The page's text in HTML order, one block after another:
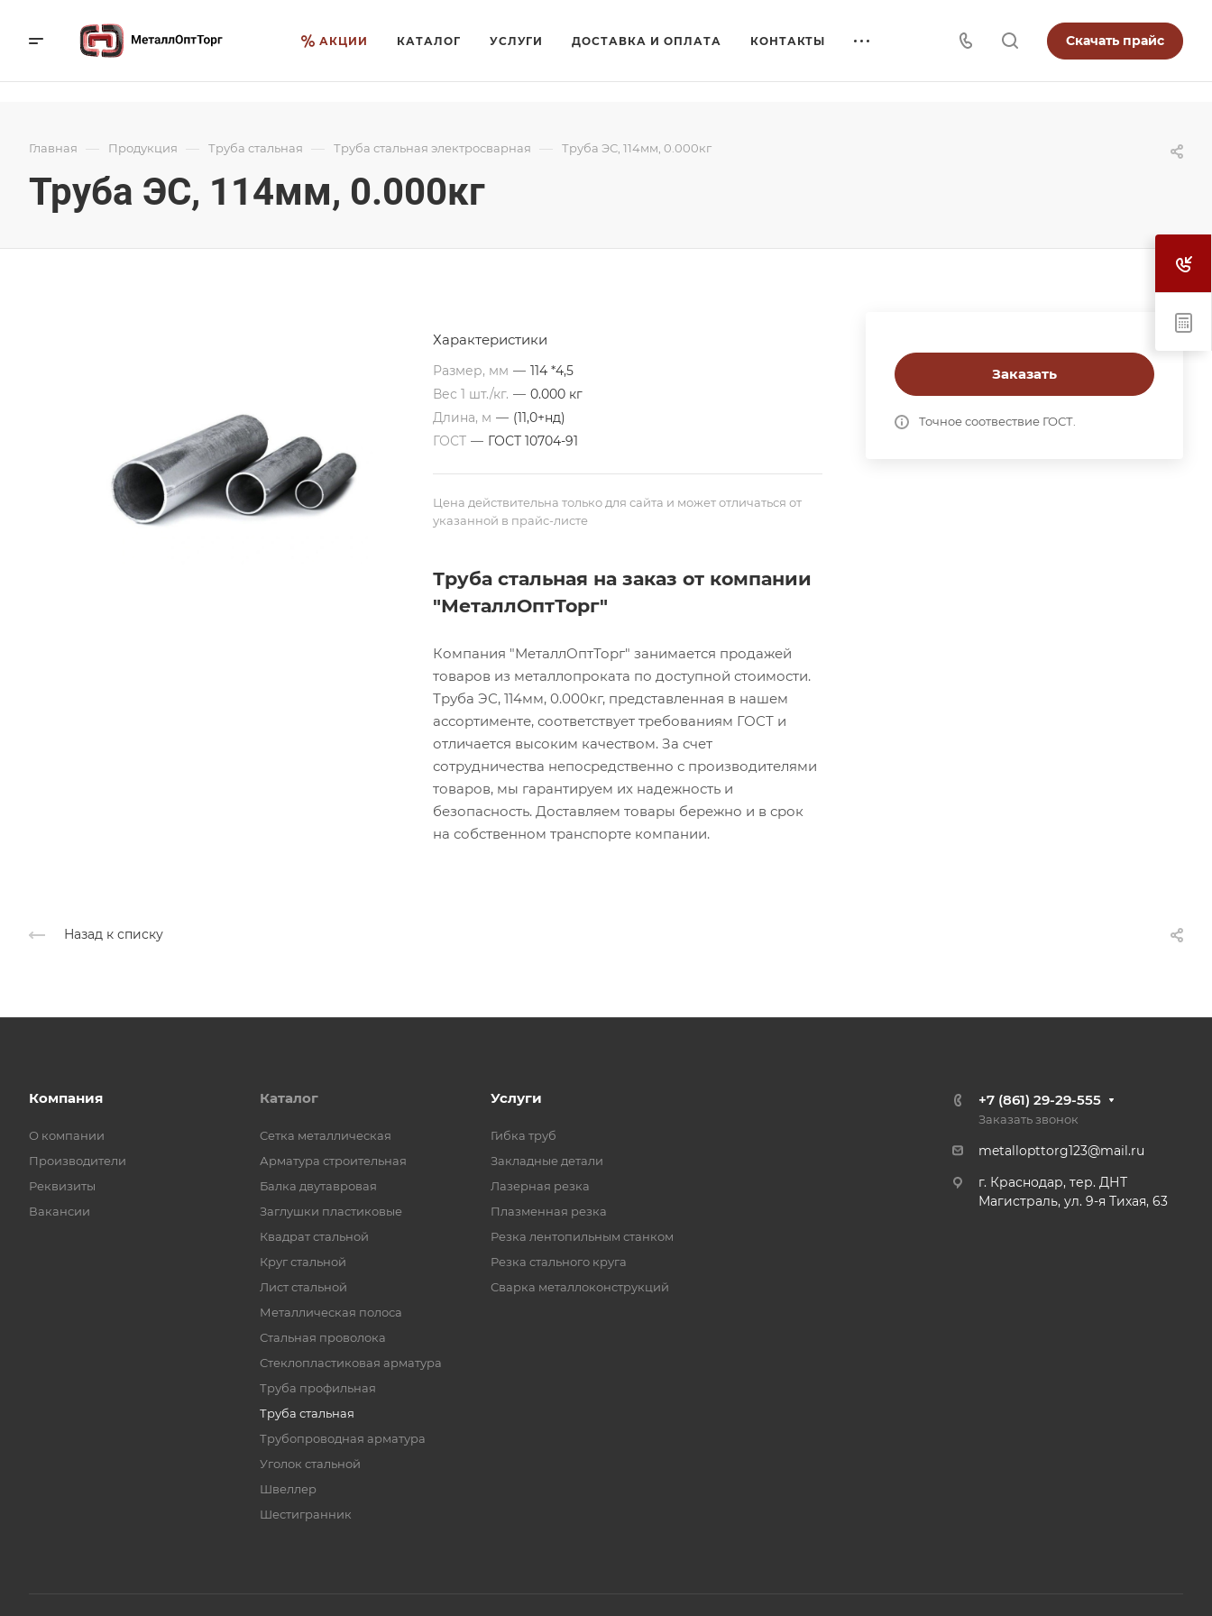
АКЦИИ КАТАЛОГ УСЛУГИ ДОСТАВКА И ОПЛАТА КОНТАКТЫ Скачать прайс
Главная — Продукция — Труба стальная — Труба стальная электросварная — Труба ЭС, 114мм, 0.000кг
Труба ЭС, 114мм, 0.000кг
Заказать
Точное соотвествие ГОСТ.
Характеристики
Размер, мм — 114 *4,5
Вес 1 шт./кг. — 0.000 кг
Длина, м — (11,0+нд)
ГОСТ — ГОСТ 10704-91
Цена действительна только для сайта и может отличаться от
указанной в прайс-листе
Труба стальная на заказ от компании
"МеталлОптТорг"
Компания "МеталлОптТорг" занимается продажей
товаров из металлопроката по доступной стоимости.
Труба ЭС, 114мм, 0.000кг, представленная в нашем
ассортименте, соответствует требованиям ГОСТ и
отличается высоким качеством. За счет
сотрудничества непосредственно с производителями
товаров, мы гарантируем их надежность и
безопасность. Доставляем товары бережно и в срок
на собственном транспорте компании.
Назад к списку
Компания
О компании
Производители
Реквизиты
Вакансии
Каталог
Cетка металлическая
Арматура строительная
Балка двутавровая
Заглушки пластиковые
Квадрат стальной
Круг стальной
Лист стальной
Металлическая полоса
Стальная проволока
Стеклопластиковая арматура
Труба профильная
Труба стальная
Трубопроводная арматура
Уголок стальной
Швеллер
Шестигранник
Услуги
Гибка труб
Закладные детали
Лазерная резка
Плазменная резка
Резка лентопильным станком
Резка стального круга
Сварка металлоконструкций
+7 (861) 29-29-555
Заказать звонок
metallopttorg123@mail.ru
г. Краснодар, тер. ДНТ
Магистраль, ул. 9-я Тихая, 63